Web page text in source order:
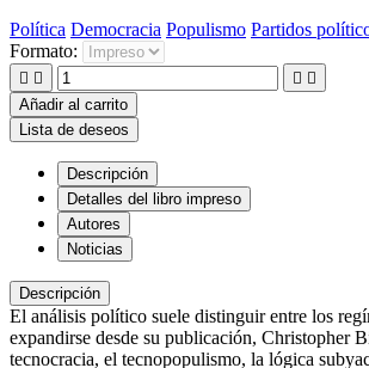
Política Democracia Populismo Partidos
Formato:
   
Añadir al carrito
Lista de deseos
Descripción
Detalles del libro impreso
Autores
Noticias
Descripción
El análisis político suele distinguir entre los
expandirse desde su publicación, Christopher
tecnocracia, el tecnopopulismo, la lógica